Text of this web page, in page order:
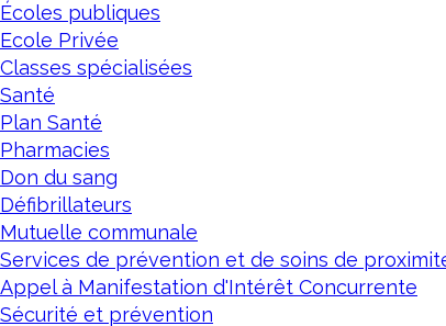
Écoles publiques
Ecole Privée
Classes spécialisées
Santé
Plan Santé
Pharmacies
Don du sang
Défibrillateurs
Mutuelle communale
Services de prévention et de soins de
Appel à Manifestation d'Intérêt Concurrente
Sécurité et prévention